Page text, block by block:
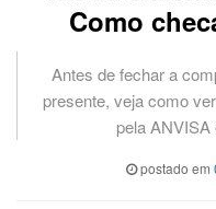
Como
Antes de fechar a
presente, veja como
pela
postado em